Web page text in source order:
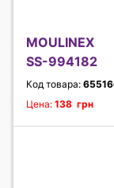
MOULINEX
SS-994182
Код товара:
Цена: 138 грн